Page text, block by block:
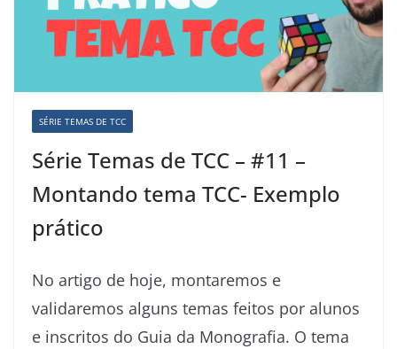
SÉRIE TEMAS DE TCC
Série Temas de TCC – #11 –
Montando tema TCC- Exemplo
prático
No artigo de hoje, montaremos e
validaremos alguns temas feitos por alunos
e inscritos do Guia da Monografia. O tema